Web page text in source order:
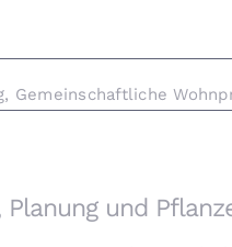
, Gemeinschaftliche
Planung und